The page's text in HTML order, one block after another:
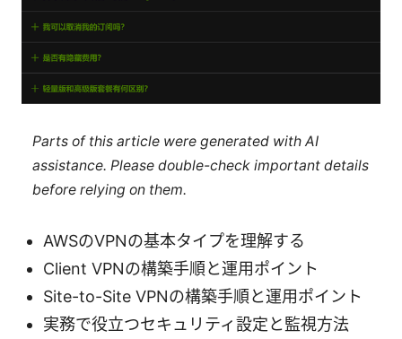
Parts of this article were generated with AI
assistance. Please double-check important details
before relying on them.
AWSのVPNの基本タイプを理解する
Client VPNの構築手順と運用ポイント
Site-to-Site VPNの構築手順と運用ポイント
実務で役立つセキュリティ設定と監視方法